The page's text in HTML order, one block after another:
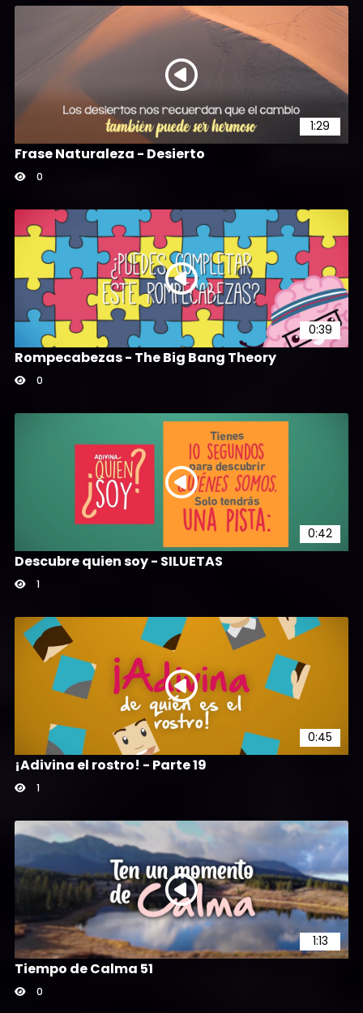
1:29
Frase Naturaleza - Desierto
0
0:39
Rompecabezas - The Big Bang Theory
0
0:42
Descubre quien soy - SILUETAS
1
0:45
¡Adivina el rostro! - Parte 19
1
1:13
Tiempo de Calma 51
0